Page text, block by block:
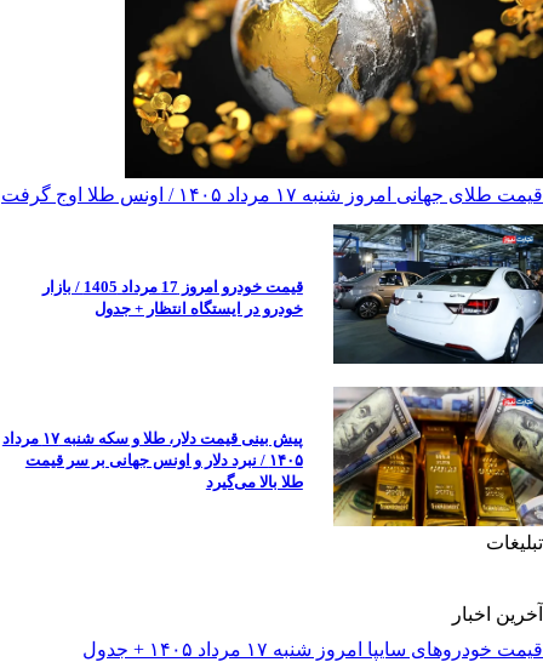
قیمت طلای جهانی امروز شنبه ۱۷ مرداد ۱۴۰۵ / اونس طلا اوج گرفت
قیمت خودرو امروز 17 مرداد 1405 / بازار
خودرو در ایستگاه انتظار + جدول
پیش ‌بینی قیمت دلار، طلا و سکه شنبه ۱۷ مرداد
۱۴۰۵ / نبرد دلار و اونس جهانی بر سر قیمت
طلا بالا می‌گیرد
تبلیغات
آخرین اخبار
قیمت خودرو‌های سایپا امروز شنبه ۱۷ مرداد ۱۴۰۵ + جدول